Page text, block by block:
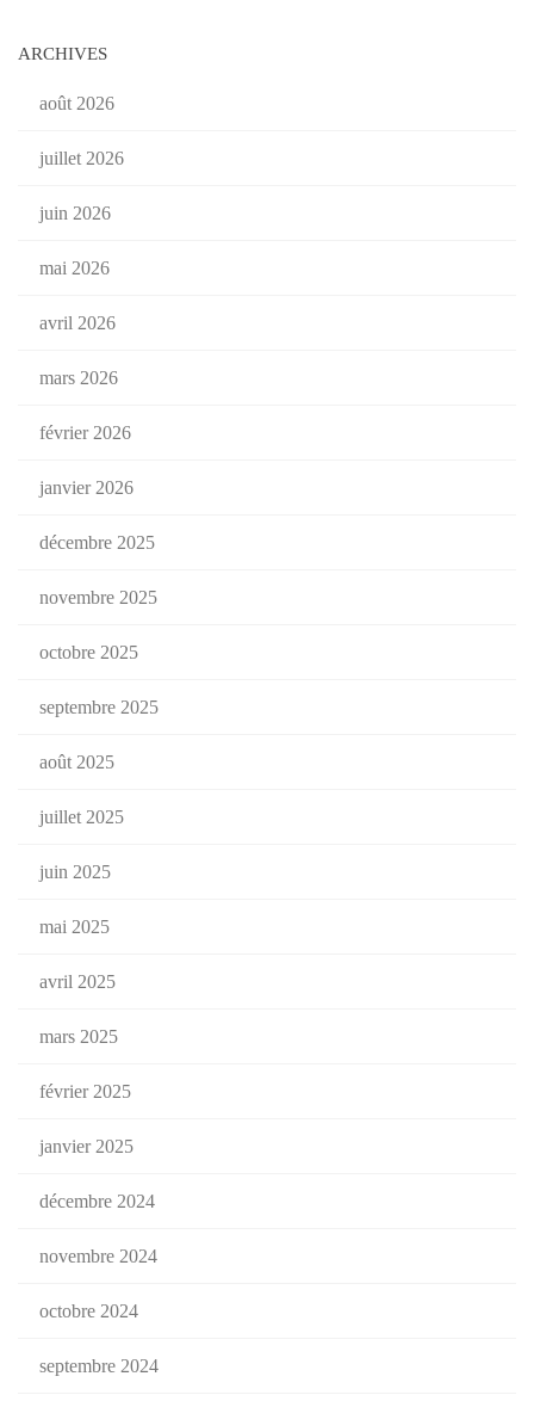
ARCHIVES
août 2026
juillet 2026
juin 2026
mai 2026
avril 2026
mars 2026
février 2026
janvier 2026
décembre 2025
novembre 2025
octobre 2025
septembre 2025
août 2025
juillet 2025
juin 2025
mai 2025
avril 2025
mars 2025
février 2025
janvier 2025
décembre 2024
novembre 2024
octobre 2024
septembre 2024